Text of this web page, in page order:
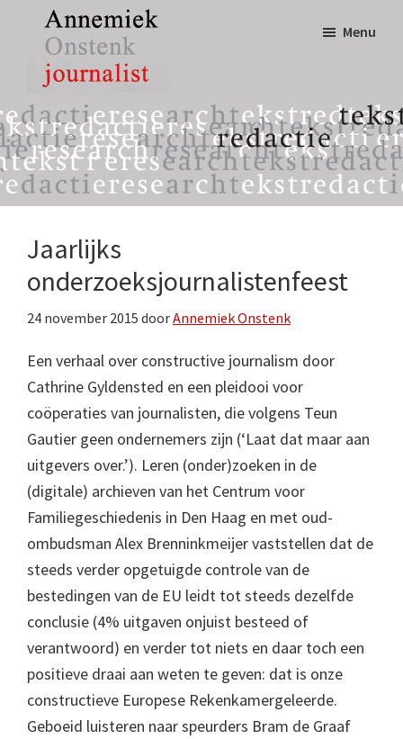
inhoud
eerste
sidebar
Annemiek
Onstenk
Journalist
tekst,
redactie
&
research
Menu
Jaarlijks
onderzoeksjournalistenfeest
24 november 2015 doorAnnemiek Onstenk
Een verhaal over constructive journalism door
Cathrine Gyldensted en een pleidooi voor
coöperaties van journalisten, die volgens Teun
Gautier geen ondernemers zijn (‘Laat dat maar aan
uitgevers over.’). Leren (onder)zoeken in de
(digitale) archieven van het Centrum voor
Familiegeschiedenis in Den Haag en met oud-
ombudsman Alex Brenninkmeijer vaststellen dat de
steeds verder opgetuigde controle van de
bestedingen van de EU leidt tot steeds dezelfde
conclusie (4% uitgaven onjuist besteed of
verantwoord) en verder tot niets en daar toch een
positieve draai aan weten te geven: dat is onze
constructieve Europese Rekenkamergeleerde.
Geboeid luisteren naar speurders Bram de Graaf